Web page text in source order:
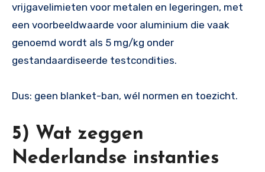
vrijgavelimieten voor metalen en legeringen, met
een voorbeeldwaarde voor aluminium die vaak
genoemd wordt als 5 mg/kg onder
gestandaardiseerde testcondities.
Dus: geen blanket-ban, wél normen en toezicht.
5) Wat zeggen
Nederlandse instanties